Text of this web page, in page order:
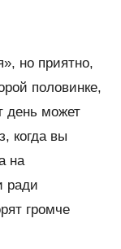
но приятно,
половинке,
день может
когда вы
на
ради
громче